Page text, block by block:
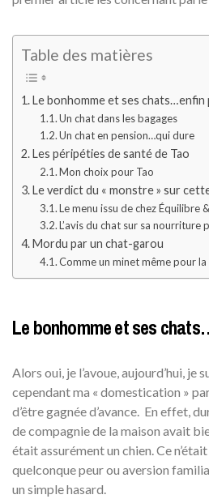
Table des matières
Le bonhomme et ses chats…enfin
Un chat dans les bagages
Un chat en pension…qui dure
Les péripéties de santé de Tao
Mon choix pour Tao
Le verdict du « monstre » sur
Le menu issu de chez Équilibre
L’avis du chat sur sa nourriture
Mordu par un chat-garou
Comme un minet même pour
Le bonhomme et ses
Alors oui, je l’avoue, aujourd’hui, je
cependant ma « domestication »
d’être gagnée d’avance. En effet,
de compagnie de la maison avait
était assurément un chien. Ce
quelconque peur ou aversion
un simple hasard.